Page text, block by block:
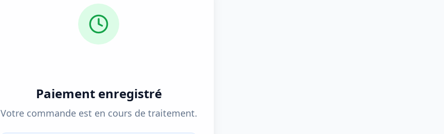
Paiement enregistré
Votre commande est en cours de traitement.